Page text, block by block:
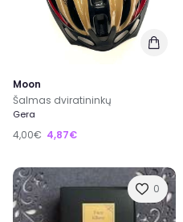
Moon
Šalmas dviratininkų
Gera
4,00€ 4,87€
0